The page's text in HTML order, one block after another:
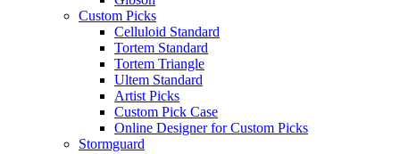
Custom Picks
Celluloid Standard
Tortem Standard
Tortem Triangle
Ultem Standard
Artist Picks
Custom Pick Case
Online Designer for Custom Picks
Stormguard